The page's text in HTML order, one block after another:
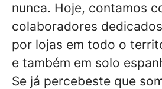
nunca. Hoje, contamos
colaboradores
por lojas em todo o
e também em solo
Se já percebeste que